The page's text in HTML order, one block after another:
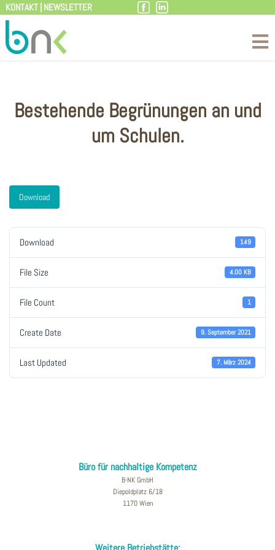
Zum
Inhalt
KONTAKT| NEWSLETTER
Bestehende Begrünungen an und
um Schulen.
Download
Download 149
File Size 4.00 KB
File Count 1
Create Date 9. September 2021
Last Updated 7. März 2024
Büro für nachhaltige Kompetenz
B-NK GmbH
Diepoldplatz 6/18
1170 Wien